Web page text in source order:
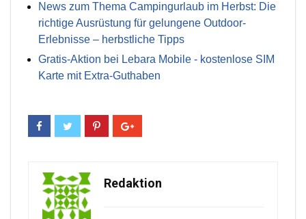
News zum Thema Campingurlaub im Herbst: Die
richtige Ausrüstung für gelungene Outdoor-
Erlebnisse – herbstliche Tipps
Gratis-Aktion bei Lebara Mobile - kostenlose SIM
Karte mit Extra-Guthaben
Redaktion